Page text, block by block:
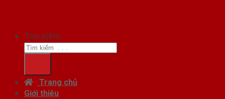
Tìm kiếm:
Trang chủ
Giới thiệu